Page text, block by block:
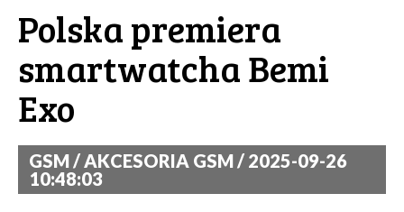
Polska premiera
smartwatcha Bemi
Exo
GSM / AKCESORIA GSM / 2025-09-26
10:48:03